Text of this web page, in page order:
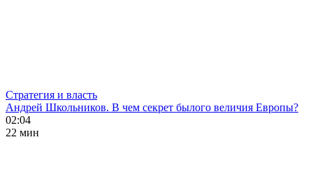
Стратегия и власть
Андрей Школьников. В чем секрет былого величия Европы?
02:04
22 мин